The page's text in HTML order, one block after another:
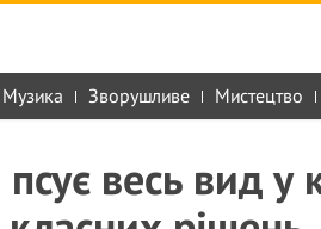
Музика Зворушливе Мистецтво
весь вид у